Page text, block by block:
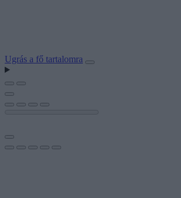
Ugrás a fő tartalomra